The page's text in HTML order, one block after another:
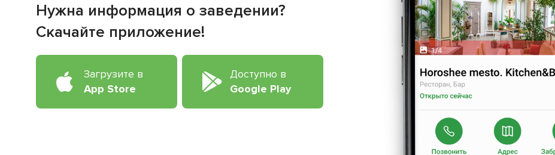
Нужна информация о заведении?
Скачайте приложение!
Загрузите в
App Store
Доступно в
Google Play